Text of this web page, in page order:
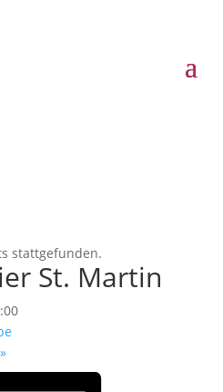
stattgefunden.
St. Martin
»